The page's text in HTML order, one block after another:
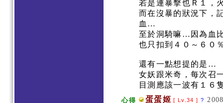
若是連暴擊也Ｒ１，
而在沒暴的狀況下，
血…
至於洞騎嘛…因為血
也只扣到４０～６
還有一點想提的是…
女妖跟米奇，每次召
目測應該一波有１６
心得 蛋蛋姬 [ Lv.34 ] ?